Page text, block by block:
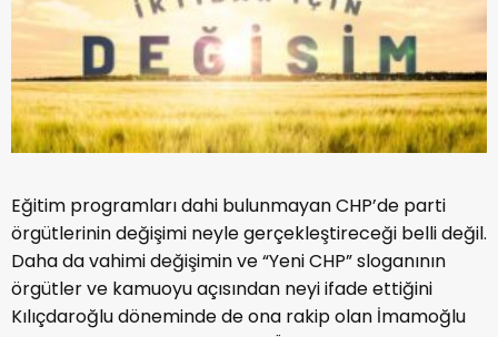
Eğitim programları dahi bulunmayan CHP’de parti
örgütlerinin değişimi neyle gerçekleştireceği belli değil.
Daha da vahimi değişimin ve “Yeni CHP” sloganının
örgütler ve kamuoyu açısından neyi ifade ettiğini
Kılıçdaroğlu döneminde de ona rakip olan İmamoğlu